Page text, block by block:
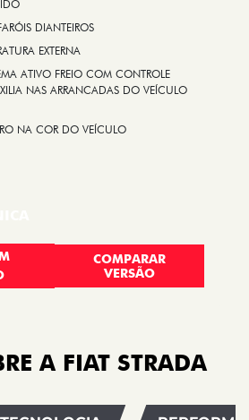
DIANTEIROS
EXTERNA
ATIVO FREIO COM CONTROLE
NAS ARRANCADAS DO VEÍCULO
NA COR DO VEÍCULO
COMPARAR
VERSÃO
A FIAT STRADA